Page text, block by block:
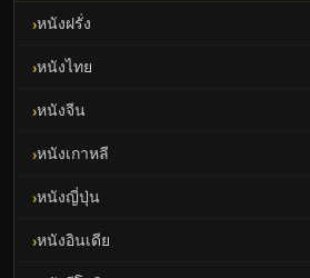
หนังฝรั่ง
หนังไทย
หนังจีน
หนังเกาหลี
หนังญี่ปุ่น
หนังอินเดีย